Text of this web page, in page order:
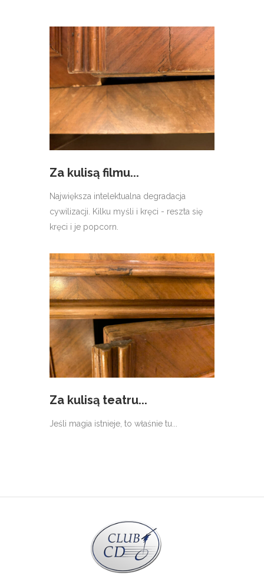
Za kulisą filmu...
Największa intelektualna degradacja
cywilizacji. Kilku myśli i kręci - reszta się
kręci i je popcorn.
Za kulisą teatru...
Jeśli magia istnieje, to właśnie tu...